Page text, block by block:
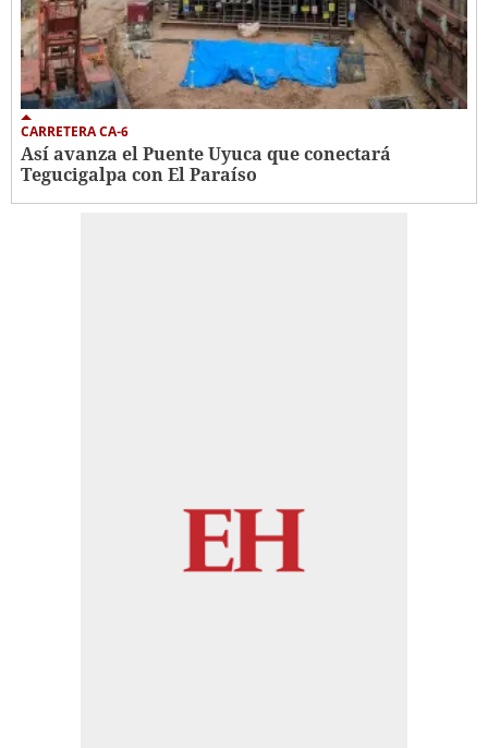
CARRETERA CA-6
Así avanza el Puente Uyuca que conectará
Tegucigalpa con El Paraíso